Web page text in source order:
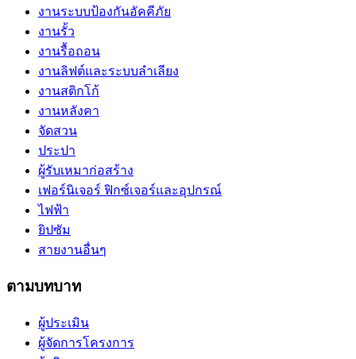
งานระบบป้องกันอัคคีภัย
งานรั้ว
งานรื้อถอน
งานลิฟต์และระบบลำเลียง
งานสติกโก้
งานหลังคา
จัดสวน
ประปา
ผู้รับเหมาก่อสร้าง
เฟอร์นิเจอร์ ฟิกซ์เจอร์และอุปกรณ์
ไฟฟ้า
ยิปซัม
สายงานอื่นๆ
ตามบทบาท
ผู้ประเมิน
ผู้จัดการโครงการ